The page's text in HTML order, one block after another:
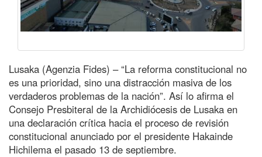
Lusaka (Agenzia Fides) – “La reforma constitucional no
es una prioridad, sino una distracción masiva de los
verdaderos problemas de la nación”. Así lo afirma el
Consejo Presbiteral de la Archidiócesis de Lusaka en
una declaración crítica hacia el proceso de revisión
constitucional anunciado por el presidente Hakainde
Hichilema el pasado 13 de septiembre.